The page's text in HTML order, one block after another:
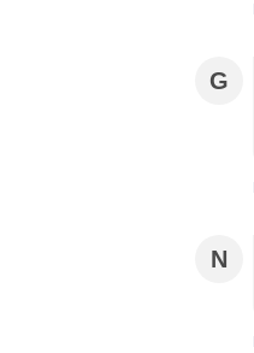
G
N